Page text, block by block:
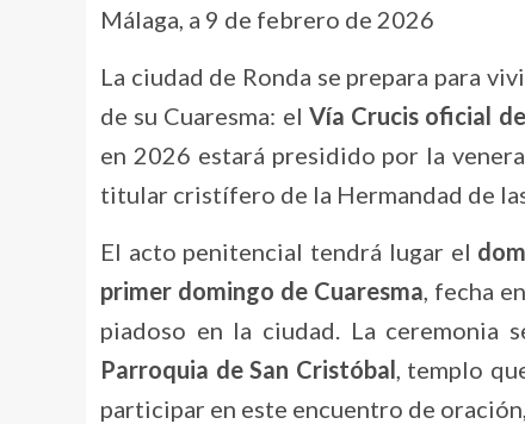
Málaga, a 9 de febrero de 2026
La ciudad de Ronda se prepara para
de su Cuaresma: el Vía Crucis oficial
en 2026 estará presidido por la
titular cristífero de la Hermandad de
El acto penitencial tendrá lugar el
primer domingo de Cuaresma , fecha
piadoso en la ciudad. La ceremonia
Parroquia de San Cristóbal , templo
participar en este encuentro de